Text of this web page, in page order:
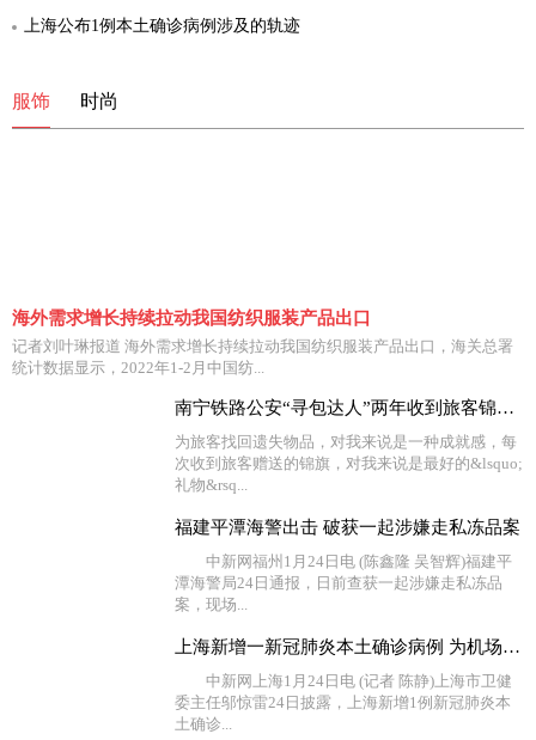
上海公布1例本土确诊病例涉及的轨迹
服饰 时尚
海外需求增长持续拉动我国纺织服装产品出口
记者刘叶琳报道 海外需求增长持续拉动我国纺织服装产品出口，海关总署
统计数据显示，2022年1-2月中国纺...
南宁铁路公安“寻包达人”两年收到旅客锦旗116面
为旅客找回遗失物品，对我来说是一种成就感，每
次收到旅客赠送的锦旗，对我来说是最好的&lsquo;
礼物&rsq...
福建平潭海警出击 破获一起涉嫌走私冻品案
中新网福州1月24日电 (陈鑫隆 吴智辉)福建平
潭海警局24日通报，日前查获一起涉嫌走私冻品
案，现场...
上海新增一新冠肺炎本土确诊病例 为机场工作人员
中新网上海1月24日电 (记者 陈静)上海市卫健
委主任邬惊雷24日披露，上海新增1例新冠肺炎本
土确诊...